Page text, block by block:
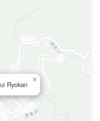
Ryokan
×